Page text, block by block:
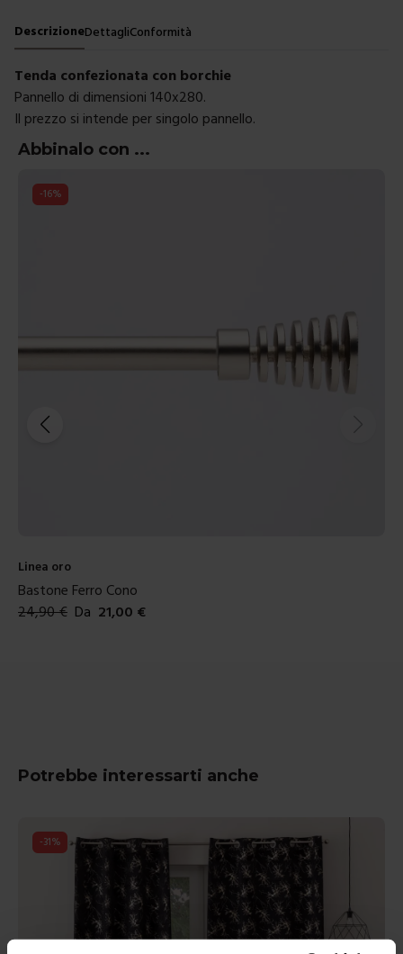
DescrizioneDettagliConformità
Tenda confezionata con borchie
Pannello di dimensioni 140x280.
Il prezzo si intende per singolo pannello.
Abbinalo con ...
-16%
Linea oro
Bastone Ferro Cono
24,90€ Da 21,00 €
Potrebbe interessarti anche
-31%